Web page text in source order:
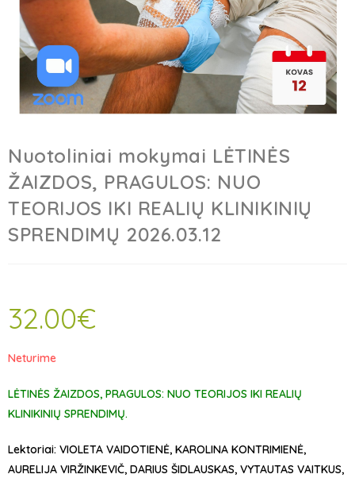
Nuotoliniai mokymai LĖTINĖS
ŽAIZDOS, PRAGULOS: NUO
TEORIJOS IKI REALIŲ KLINIKINIŲ
SPRENDIMŲ 2026.03.12
32.00€
Neturime
LĖTINĖS ŽAIZDOS, PRAGULOS: NUO TEORIJOS IKI REALIŲ
KLINIKINIŲ SPRENDIMŲ.
Lektoriai: VIOLETA VAIDOTIENĖ, KAROLINA KONTRIMIENĖ,
AURELIJA VIRŽINKEVIČ, DARIUS ŠIDLAUSKAS, VYTAUTAS VAITKUS,